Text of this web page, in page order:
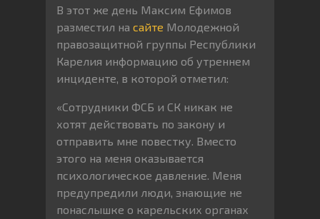
В этот же день Максим Ефимов
разместил на сайте Молодежной
правозащитной группы Республики
Карелия информацию об утреннем
инциденте, в которой отметил:
«Сотрудники ФСБ и СК никак не
хотят действовать по закону и
отправить мне повестку. Вместо
этого на меня оказывается
психологическое давление. Меня
предупредили люди, знающие не
понаслышке о карельских органах